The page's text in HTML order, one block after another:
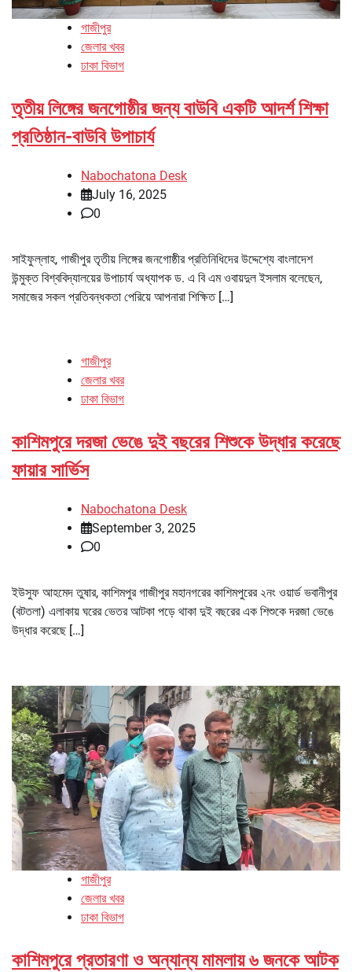
গাজীপুর
জেলার খবর
ঢাকা বিভাগ
তৃতীয় লিঙ্গের জনগোষ্ঠীর জন্য বাউবি একটি আদর্শ শিক্ষা
প্রতিষ্ঠান-বাউবি উপাচার্য
Nabochatona Desk
July 16, 2025
0
সাইফুল্লাহ, গাজীপুর তৃতীয় লিঙ্গের জনগোষ্ঠীর প্রতিনিধিদের উদ্দেশ্যে বাংলাদেশ
উন্মুক্ত বিশ্ববিদ্যালয়ের উপাচার্য অধ্যাপক ড. এ বি এম ওবায়দুল ইসলাম বলেছেন,
সমাজের সকল প্রতিবন্ধকতা পেরিয়ে আপনারা শিক্ষিত […]
গাজীপুর
জেলার খবর
ঢাকা বিভাগ
কাশিমপুরে দরজা ভেঙে দুই বছরের শিশুকে উদ্ধার করেছে
ফায়ার সার্ভিস
Nabochatona Desk
September 3, 2025
0
ইউসুফ আহমেদ তুষার, কাশিমপুর গাজীপুর মহানগরের কাশিমপুরের ২নং ওয়ার্ড ভবানীপুর
(বটতলা) এলাকায় ঘরের ভেতর আটকা পড়ে থাকা দুই বছরের এক শিশুকে দরজা ভেঙে
উদ্ধার করেছে […]
গাজীপুর
জেলার খবর
ঢাকা বিভাগ
কাশিমপুরে প্রতারণা ও অন্যান্য মামলায় ৬ জনকে আটক